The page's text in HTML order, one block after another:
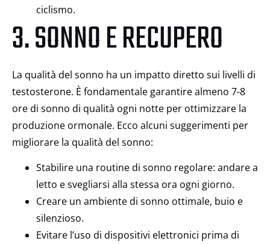
ciclismo.
3. SONNO E RECUPERO
La qualità del sonno ha un impatto diretto sui livelli di
testosterone. È fondamentale garantire almeno 7-8
ore di sonno di qualità ogni notte per ottimizzare la
produzione ormonale. Ecco alcuni suggerimenti per
migliorare la qualità del sonno:
Stabilire una routine di sonno regolare: andare a
letto e svegliarsi alla stessa ora ogni giorno.
Creare un ambiente di sonno ottimale, buio e
silenzioso.
Evitare l’uso di dispositivi elettronici prima di